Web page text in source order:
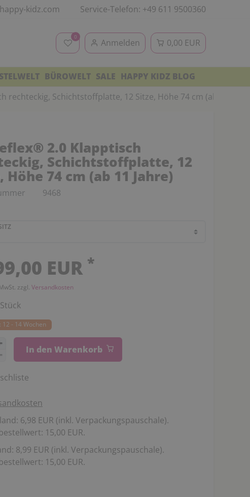
kidz.com Service-Telefon: +49 611 9500360
0
Anmelden 0,00 EUR
BÜROWELT SALE HAPPY KIDZ BLOG
rechteckig, Schichtstoffplatte, 12 Sitze, Höhe 74 cm (ab 11
2.0 Klapptisch
Schichtstoffplatte, 12
Höhe 74 cm (ab 11 Jahre)
9468
EUR *
zzgl. Versandkosten
Stück
12 - 14 Wochen
In den Warenkorb
6,98 EUR (inkl. Verpackungspauschale).
15,00 EUR.
8,99 EUR (inkl. Verpackungspauschale).
15,00 EUR.